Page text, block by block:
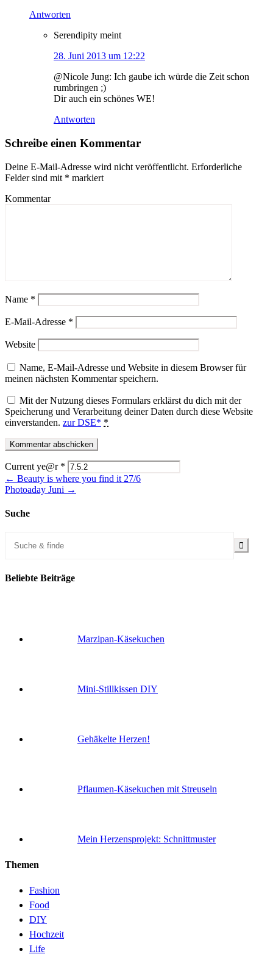
Antworten
Serendipity meint
28. Juni 2013 um 12:22
@Nicole Jung: Ich gaube ich würde die Zeit schon
rumbringen ;)
Dir auch ein schönes WE!
Antworten
Schreibe einen Kommentar
Deine E-Mail-Adresse wird nicht veröffentlicht. Erforderliche
Felder sind mit * markiert
Kommentar
Name *
E-Mail-Adresse *
Website
Name, E-Mail-Adresse und Website in diesem Browser für
meinen nächsten Kommentar speichern.
Mit der Nutzung dieses Formulars erklärst du dich mit der
Speicherung und Verarbeitung deiner Daten durch diese Website
einverstanden. zur DSE* *
Current ye@r *
← Beauty is where you find it 27/6
Photoaday Juni →
Suche
Beliebte Beiträge
Marzipan-Käsekuchen
Mini-Stillkissen DIY
Gehäkelte Herzen!
Pflaumen-Käsekuchen mit Streuseln
Mein Herzensprojekt: Schnittmuster
Themen
Fashion
Food
DIY
Hochzeit
Life